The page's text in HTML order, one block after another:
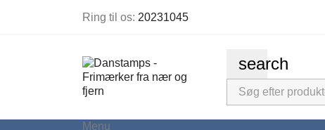
Ring til os: 20231045
search
Menu